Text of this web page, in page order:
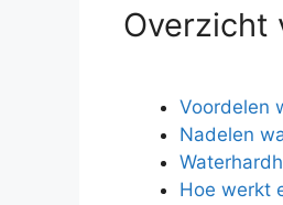
Overzicht
Voordelen
Nadelen
Hoe werkt